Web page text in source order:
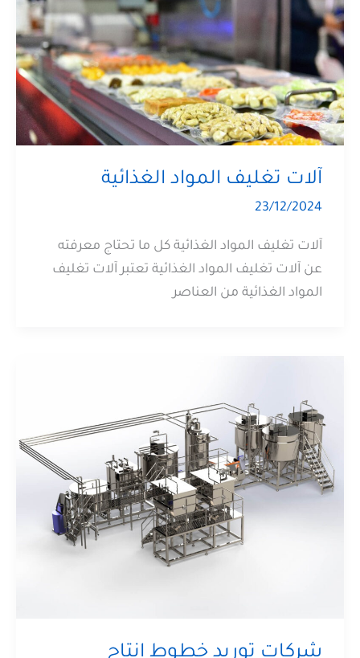
آلات تغليف المواد الغذائية
23/12/2024
آلات تغليف المواد الغذائية كل ما تحتاج معرفته
عن آلات تغليف المواد الغذائية تعتبر آلات تغليف
المواد الغذائية من العناصر
شركات توريد خطوط انتاج